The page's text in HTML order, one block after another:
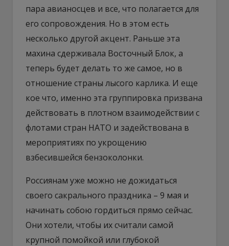
пара авианосцев и все, что полагается для
его сопровождения. Но в этом есть
несколько другой акцент. Раньше эта
махина сдерживала Восточный Блок, а
теперь будет делать то же самое, но в
отношение страны лысого карлика. И еще
кое что, именно эта группировка призвана
действовать в плотном взаимодействии с
флотами стран НАТО и задействована в
мероприятиях по укрощению
взбесившейся бензоколонки.
Россиянам уже можно не дожидаться
своего сакрального праздника – 9 мая и
начинать собою гордиться прямо сейчас.
Они хотели, чтобы их считали самой
крупной помойкой или глубокой